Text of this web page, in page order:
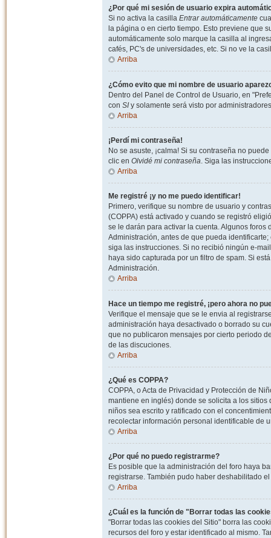
¿Por qué mi sesión de usuario expira
Si no activa la casilla Entrar automáticamente
la página o en cierto tiempo. Esto previene que
automáticamente solo marque la casilla al
cafés, PC's de universidades, etc. Si no ve la
Arriba
¿Cómo evito que mi nombre de usuario
Dentro del Panel de Control de Usuario, en
con SIy solamente será visto por
Arriba
¡Perdí mi contraseña!
No se asuste, ¡calma! Si su contraseña no
clic en Olvidé mi contraseña. Siga las
Arriba
Me registré ¡y no me puedo identificar!
Primero, verifique su nombre de usuario y
(COPPA) está activado y cuando se registró
se le darán para activar la cuenta. Algunos
Administración, antes de que pueda
siga las instrucciones. Si no recibió ningún e-
haya sido capturada por un filtro de spam. Si
Administración.
Arriba
Hace un tiempo me registré, ¡pero ahora no
Verifique el mensaje que se le envia al
administración haya desactivado o borrado su
que no publicaron mensajes por cierto periodo
de las discuciones.
Arriba
¿Qué es COPPA?
COPPA, o Acta de Privacidad y Protección de
mantiene en inglés) donde se solicita a los
niños sea escrito y ratificado con el
recolectar información personal identificable de
Arriba
¿Por qué no puedo registrarme?
Es posible que la administración del foro haya
registrarse. También pudo haber deshabilitado
Arriba
¿Cuál es la función de "Borrar todas las
"Borrar todas las cookies del Sitio" borra las
recursos del foro y estar identificado al mismo.